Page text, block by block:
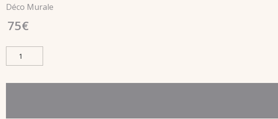
Déco Murale
75€